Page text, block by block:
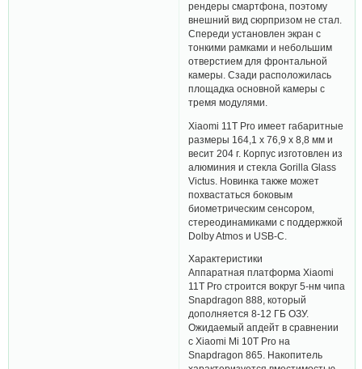
рендеры смартфона, поэтому
внешний вид сюрпризом не стал.
Спереди установлен экран с
тонкими рамками и небольшим
отверстием для фронтальной
камеры. Сзади расположилась
площадка основной камеры с
тремя модулями.
Xiaomi 11T Pro имеет габаритные
размеры 164,1 x 76,9 x 8,8 мм и
весит 204 г. Корпус изготовлен из
алюминия и стекла Gorilla Glass
Victus. Новинка также может
похвастаться боковым
биометрическим сенсором,
стереодинамиками с поддержкой
Dolby Atmos и USB-C.
Характеристики
Аппаратная платформа Xiaomi
11T Pro строится вокруг 5-нм чипа
Snapdragon 888, который
дополняется 8-12 ГБ ОЗУ.
Ожидаемый апдейт в сравнении
с Xiaomi Mi 10T Pro на
Snapdragon 865. Накопитель